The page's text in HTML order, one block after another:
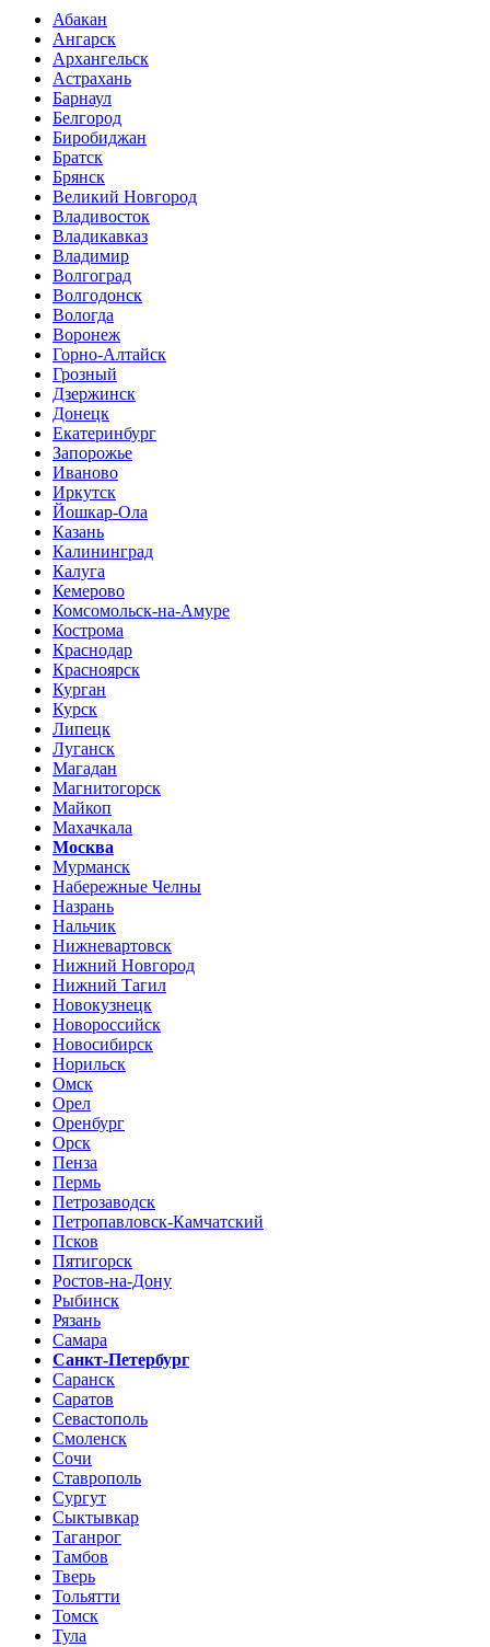
Абакан
Ангарск
Архангельск
Астрахань
Барнаул
Белгород
Биробиджан
Братск
Брянск
Великий Новгород
Владивосток
Владикавказ
Владимир
Волгоград
Волгодонск
Вологда
Воронеж
Горно-Алтайск
Грозный
Дзержинск
Донецк
Екатеринбург
Запорожье
Иваново
Иркутск
Йошкар-Ола
Казань
Калининград
Калуга
Кемерово
Комсомольск-на-Амуре
Кострома
Краснодар
Красноярск
Курган
Курск
Липецк
Луганск
Магадан
Магнитогорск
Майкоп
Махачкала
Москва
Мурманск
Набережные Челны
Назрань
Нальчик
Нижневартовск
Нижний Новгород
Нижний Тагил
Новокузнецк
Новороссийск
Новосибирск
Норильск
Омск
Орел
Оренбург
Орск
Пенза
Пермь
Петрозаводск
Петропавловск-Камчатский
Псков
Пятигорск
Ростов-на-Дону
Рыбинск
Рязань
Самара
Санкт-Петербург
Саранск
Саратов
Севастополь
Смоленск
Сочи
Ставрополь
Сургут
Сыктывкар
Таганрог
Тамбов
Тверь
Тольятти
Томск
Тула